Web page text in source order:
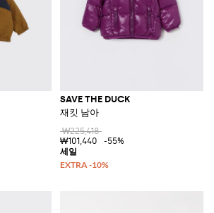
SAVE THE DUCK
재킷 남아
₩225,418
₩101,440
-55%